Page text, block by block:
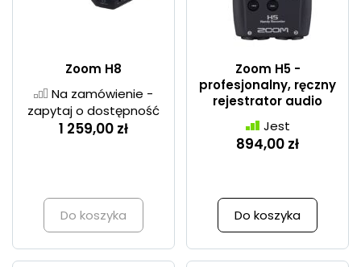
Zoom H8
Na zamówienie -
zapytaj o dostępność
1 259,00 zł
Do koszyka
Zoom H5 -
profesjonalny, ręczny
rejestrator audio
Jest
894,00 zł
Do koszyka